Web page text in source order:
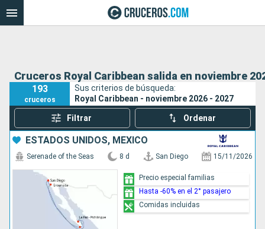
Cruceros Royal Caribbean salida en noviembre
193
cruceros
Sus criterios de búsqueda:
Royal Caribbean - noviembre 2026 - 2027
Filtrar Ordenar
ESTADOS UNIDOS, MÉXICO
Serenade of the Seas 8 d San Diego 15/11/2026
Precio especial familias
Hasta -60% en el 2° pasajero
Comidas incluidas